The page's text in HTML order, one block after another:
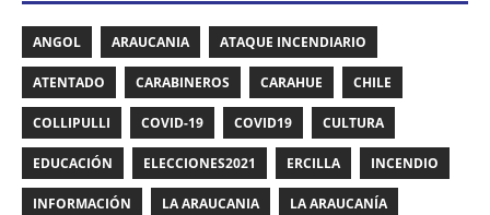
ANGOL ARAUCANIA ATAQUE INCENDIARIO
ATENTADO CARABINEROS CARAHUE CHILE
COLLIPULLI COVID-19 COVID19 CULTURA
EDUCACIÓN ELECCIONES2021 ERCILLA INCENDIO
INFORMACIÓN LA ARAUCANIA LA ARAUCANÍA